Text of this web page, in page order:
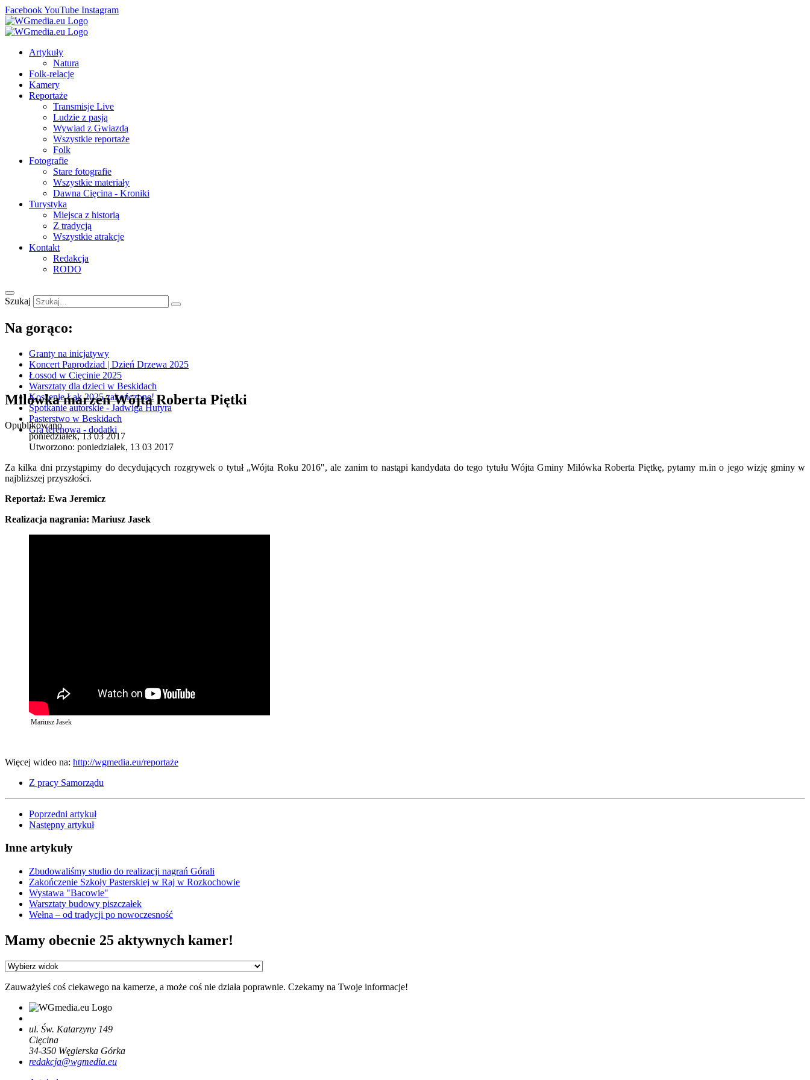
FacebookYouTube Instagram
Artykuły
Natura
Folk-relacje
Kamery
Reportaże
Transmisje Live
Ludzie z pasją
Wywiad z Gwiazdą
Wszystkie reportaże
Folk
Fotografie
Stare fotografie
Wszystkie materiały
Dawna Cięcina - Kroniki
Turystyka
Miejsca z historią
Z tradycją
Wszystkie atrakcje
Kontakt
Redakcja
RODO
Szukaj
Na gorąco:
Granty na inicjatywy
Koncert Paprodziad | Dzień Drzewa 2025
Łossod w Cięcinie 2025
Warsztaty dla dzieci w Beskidach
Koszenie Łąk 2025 zakończone!
Spotkanie autorskie - Jadwiga Hutyra
Pasterstwo w Beskidach
Gra terenowa - dodatki
Milówka marzeń Wójta Roberta Piętki
Opublikowano
poniedziałek, 13 03 2017
Utworzono: poniedziałek, 13 03 2017
Za kilka dni przystąpimy do decydujących rozgrywek o tytuł „Wójta Roku 2016", ale zanim to nastąpi kandydata do tego tytułu Wójta Gminy Milówka Roberta Piętkę, pytamy m.in o jego wizję gminy w
najbliższej przyszłości.
Reportaż: Ewa Jeremicz
Realizacja nagrania: Mariusz Jasek
Mariusz Jasek
Więcej wideo na: http://wgmedia.eu/reportaże
Z pracy Samorządu
Poprzedni artykuł
Następny artykuł
Inne artykuły
Zbudowaliśmy studio do realizacji nagrań Górali
Zakończenie Szkoły Pasterskiej w Raj w Rozkochowie
Wystawa "Bacowie"
Warsztaty budowy piszczałek
Wełna – od tradycji po nowoczesność
Mamy obecnie 25 aktywnych kamer!
Zauważyłeś coś ciekawego na kamerze, a może coś nie działa poprawnie. Czekamy na Twoje informacje!
ul. Św. Katarzyny 149
Cięcina
34-350 Węgierska Górka
redakcja@wgmedia.eu